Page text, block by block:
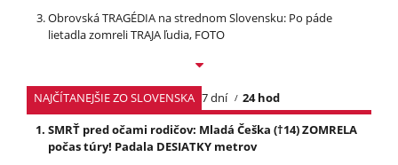
Obrovská TRAGÉDIA na strednom Slovensku: Po páde
lietadla zomreli TRAJA ľudia, FOTO
NAJČÍTANEJŠIE ZO SLOVENSKA 7 dní
24 hod
SMRŤ pred očami rodičov: Mladá Češka (†14) ZOMRELA
počas túry! Padala DESIATKY metrov